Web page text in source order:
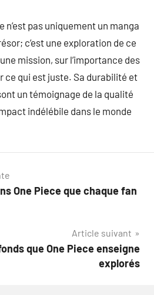
n’est pas uniquement un manga
c’est une exploration de ce
mission, sur l’importance des
ce qui est juste. Sa durabilité et
un témoignage de la qualité
indélébile dans le monde
One Piece que chaque fan
Article suivant
que One Piece enseigne
explorés